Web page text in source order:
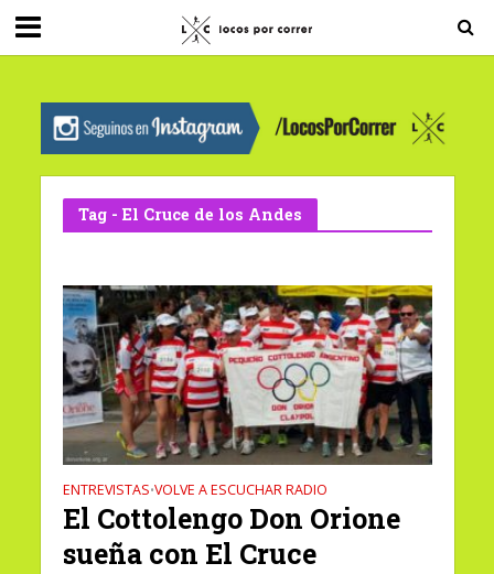
G-0X2PD3RFLV
Tag - El Cruce de los Andes
ENTREVISTAS•VOLVE A ESCUCHAR RADIO
El Cottolengo Don Orione
sueña con El Cruce